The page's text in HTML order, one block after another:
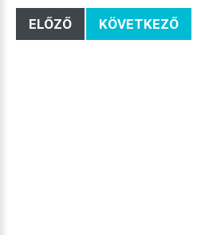
ELŐZŐ KÖVETKEZŐ